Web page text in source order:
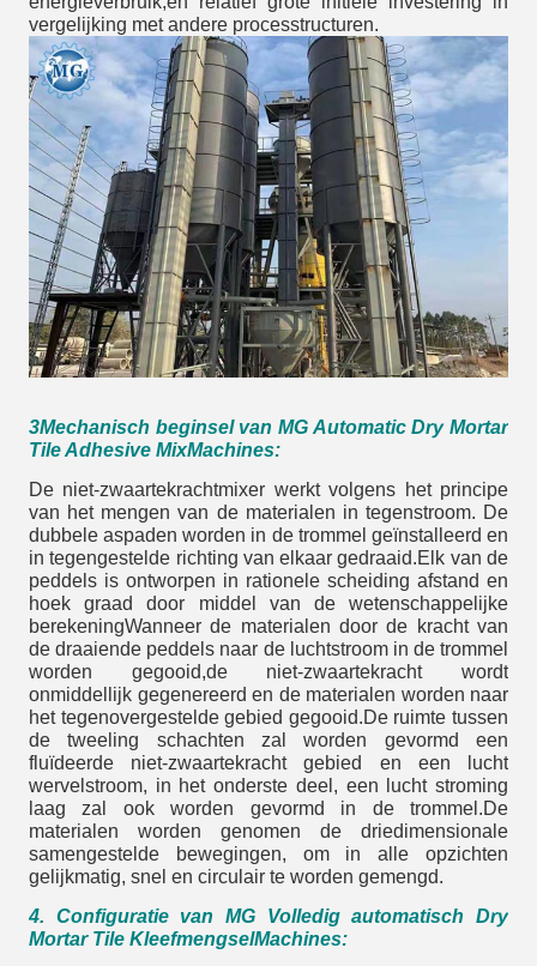
vergelijking met andere processtructuren.
3Mechanisch beginsel van MG Automatic Dry Mortar
Tile Adhesive MixMachines:
De niet-zwaartekrachtmixer werkt volgens het principe
van het mengen van de materialen in tegenstroom. De
dubbele aspaden worden in de trommel geïnstalleerd en
in tegengestelde richting van elkaar gedraaid.Elk van de
peddels is ontworpen in rationele scheiding afstand en
hoek graad door middel van de wetenschappelijke
berekeningWanneer de materialen door de kracht van
de draaiende peddels naar de luchtstroom in de trommel
worden gegooid,de niet-zwaartekracht wordt
onmiddellijk gegenereerd en de materialen worden naar
het tegenovergestelde gebied gegooid.De ruimte tussen
de tweeling schachten zal worden gevormd een
fluïdeerde niet-zwaartekracht gebied en een lucht
wervelstroom, in het onderste deel, een lucht stroming
laag zal ook worden gevormd in de trommel.De
materialen worden genomen de driedimensionale
samengestelde bewegingen, om in alle opzichten
gelijkmatig, snel en circulair te worden gemengd.
4. Configuratie van MG Volledig automatisch Dry
Mortar Tile KleefmengselMachines: